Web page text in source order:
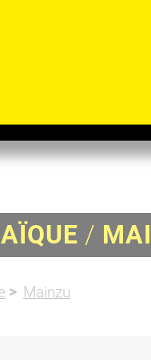
/
Mainzu